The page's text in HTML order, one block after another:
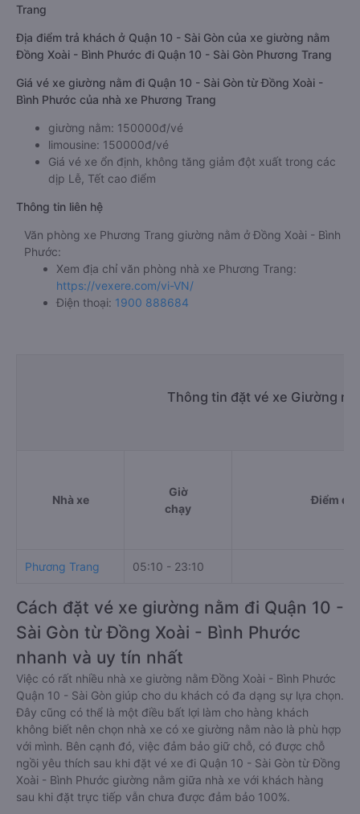
Trang
Địa điểm trả khách ở Quận 10 - Sài Gòn của xe giường nằm
Đồng Xoài - Bình Phước đi Quận 10 - Sài Gòn Phương Trang
Giá vé xe giường nằm đi Quận 10 - Sài Gòn từ Đồng Xoài -
Bình Phước của nhà xe Phương Trang
giường nằm: 150000đ/vé
limousine: 150000đ/vé
Giá vé xe ổn định, không tăng giảm đột xuất trong các
dịp Lễ, Tết cao điểm
Thông tin liên hệ
Văn phòng xe Phương Trang giường nằm ở Đồng Xoài - Bình
Phước:
Xem địa chỉ văn phòng nhà xe Phương Trang:
https://vexere.com/vi-VN/
Điện thoại: 1900 888684
Thông tin đặt vé xe Giường
Nhà xe
Giờ
chạy
Điểm đi
Phương Trang 05:10 - 23:10
Cách đặt vé xe giường nằm đi Quận 10 -
Sài Gòn từ Đồng Xoài - Bình Phước
nhanh và uy tín nhất
Việc có rất nhiều nhà xe giường nằm Đồng Xoài - Bình Phước
Quận 10 - Sài Gòn giúp cho du khách có đa dạng sự lựa chọn.
Đây cũng có thể là một điều bất lợi làm cho hàng khách
không biết nên chọn nhà xe có xe giường nằm nào là phù hợp
với mình. Bên cạnh đó, việc đảm bảo giữ chỗ, có được chỗ
ngồi yêu thích sau khi đặt vé xe đi Quận 10 - Sài Gòn từ Đồng
Xoài - Bình Phước giường nằm giữa nhà xe với khách hàng
sau khi đặt trực tiếp vẫn chưa được đảm bảo 100%.